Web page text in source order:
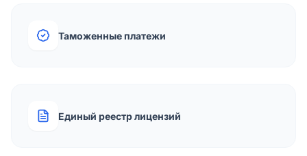
Таможенные платежи
Единый реестр лицензий